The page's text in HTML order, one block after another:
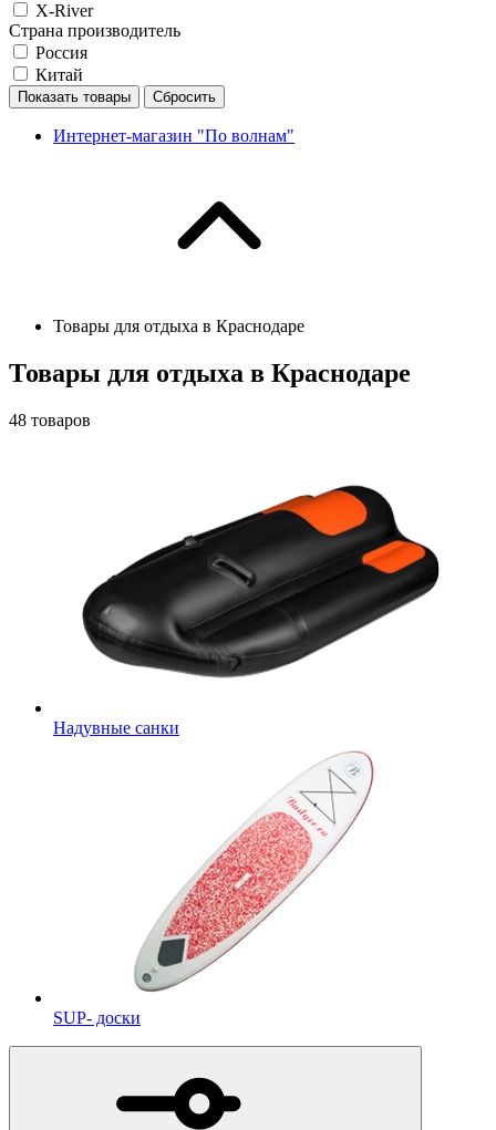
X-River
Страна производитель
Россия
Китай
Показать товары Сбросить
Интернет-магазин "По волнам"
Товары для отдыха в Краснодаре
Товары для отдыха в Краснодаре
48 товаров
Надувные санки
SUP- доски